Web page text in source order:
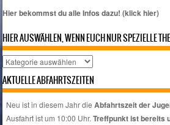
Hier bekommst du alle Infos dazu! (klick hier)
HIER AUSWÄHLEN, WENN EUCH NUR SPEZIELLE
Hier
auswählen,
wenn
AKTUELLE ABFAHRTSZEITEN
Neu ist in diesem Jahr dieAbfahrtszeit der
Ausfahrt ist um 10:00 Uhr.Treffpunkt ist bereits